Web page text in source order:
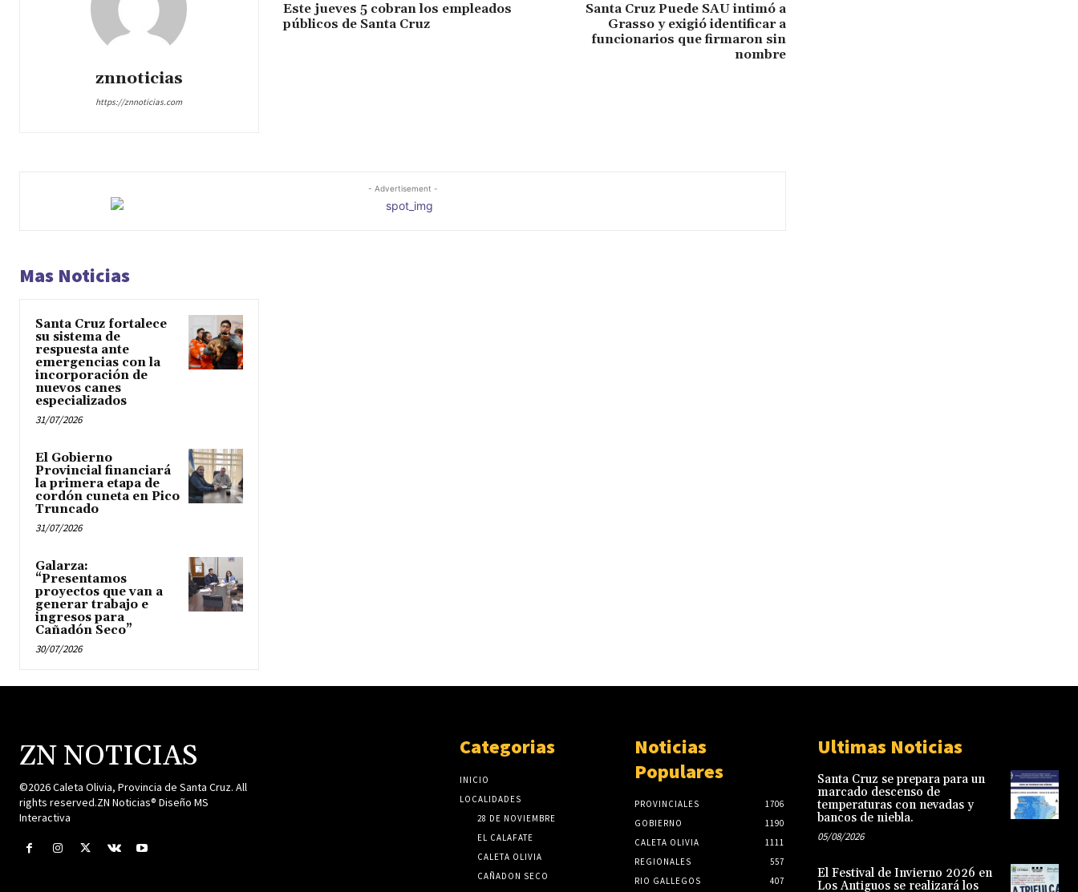
znnoticias
https://znnoticias.com
Este jueves 5 cobran los empleados
públicos de Santa Cruz
Santa Cruz Puede SAU intimó a
Grasso y exigió identificar a
funcionarios que firmaron sin
nombre
- Advertisement -
Mas Noticias
Santa Cruz fortalece
su sistema de
respuesta ante
emergencias con la
incorporación de
nuevos canes
especializados
31/07/2026
El Gobierno
Provincial financiará
la primera etapa de
cordón cuneta en Pico
Truncado
31/07/2026
Galarza:
“Presentamos
proyectos que van a
generar trabajo e
ingresos para
Cañadón Seco”
30/07/2026
ZN NOTICIAS
©2026 Caleta Olivia, Provincia de Santa Cruz. All
rights reserved.ZN Noticias® Diseño MS
Interactiva
Categorias
INICIO
LOCALIDADES
28 DE NOVIEMBRE
EL CALAFATE
CALETA OLIVIA
CAÑADON SECO
Noticias
Populares
PROVINCIALES
1706
GOBIERNO
1190
CALETA OLIVIA
1111
REGIONALES
557
RIO GALLEGOS
407
Ultimas Noticias
Santa Cruz se prepara para un
marcado descenso de
temperaturas con nevadas y
bancos de niebla.
05/08/2026
El Festival de Invierno 2026 en
Los Antiguos se realizará los